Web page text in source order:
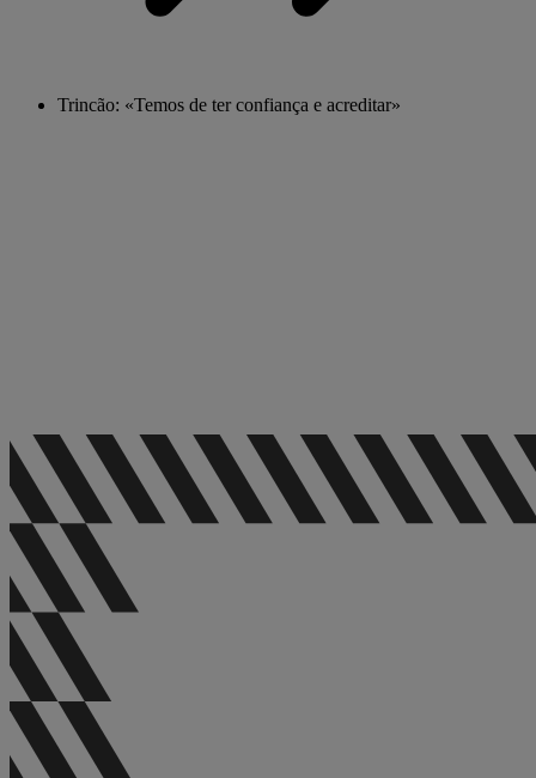
Trincão: «Temos de ter confiança e acreditar»